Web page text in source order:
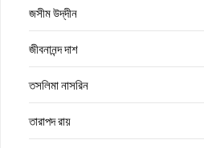
জসীম উদ্‌দীন
জীবনানন্দ দাশ
তসলিমা নাসরিন
তারাপদ রায়